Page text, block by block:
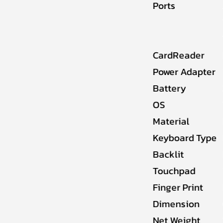
Ports
CardReader
Power Adapter
Battery
OS
Material
Keyboard Type
Backlit
Touchpad
Finger Print
Dimension